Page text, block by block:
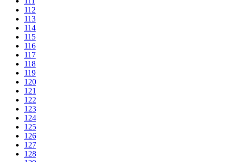
112
113
114
115
116
117
118
119
120
121
122
123
124
125
126
127
128